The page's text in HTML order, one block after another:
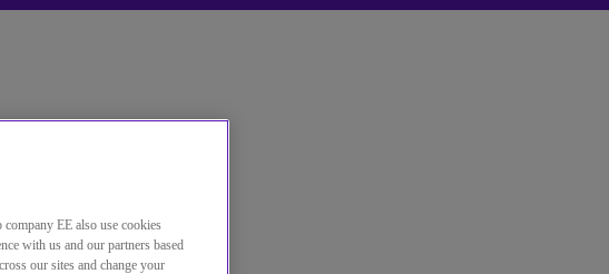
EE also use cookies
with us and our partners based
our sites and change your